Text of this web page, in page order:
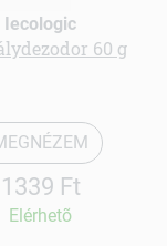
Iecologic
60 g
1339 Ft
Elérhetõ